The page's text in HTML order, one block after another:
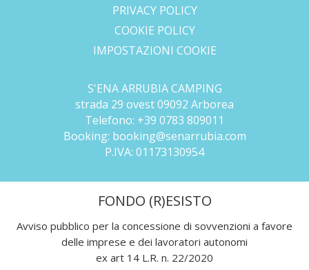
PRIVACY POLICY
COOKIE POLICY
IMPOSTAZIONI COOKIE
S'ENA ARRUBIA CAMPING
strada 29 ovest 09092 Arborea
Telefono: +39 0783 809011
Booking: booking@senarrubia.com
P.IVA: 01173130954
FONDO (R)ESISTO
Avviso pubblico per la concessione di sovvenzioni a favore
delle imprese e dei lavoratori autonomi
ex art 14 L.R. n. 22/2020